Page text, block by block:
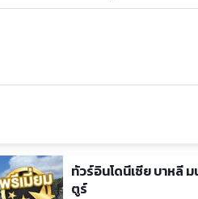
ทัวร์อินโดนีเซีย บาหลี
ตูร์